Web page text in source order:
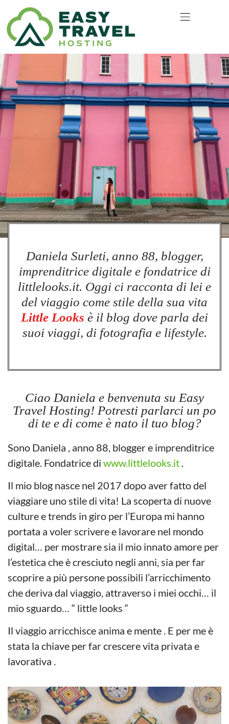
Daniela Surleti, anno 88, blogger,
imprenditrice digitale e fondatrice di
littlelooks.it. Oggi ci racconta di lei e
del viaggio come stile della sua vita
Little Looks è il blog dove parla dei
suoi viaggi, di fotografia e lifestyle.
Ciao Daniela e benvenuta su Easy
Travel Hosting! Potresti parlarci un po
di te e di come è nato il tuo blog?
Sono Daniela , anno 88, blogger e imprenditrice
digitale. Fondatrice di www.littlelooks.it
Il mio blog nasce nel 2017 dopo aver fatto del
viaggiare uno stile di vita! La scoperta di nuove
culture e trends in giro per l’Europa mi hanno
portata a voler scrivere e lavorare nel mondo
digital… per mostrare sia il mio innato amore per
l’estetica che è cresciuto negli anni, sia per far
scoprire a più persone possibili l’arricchimento
che deriva dal viaggio, attraverso i miei occhi… il
mio sguardo… “ little looks “
Il viaggio arricchisce anima e mente . E per me è
stata la chiave per far crescere vita privata e
lavorativa .